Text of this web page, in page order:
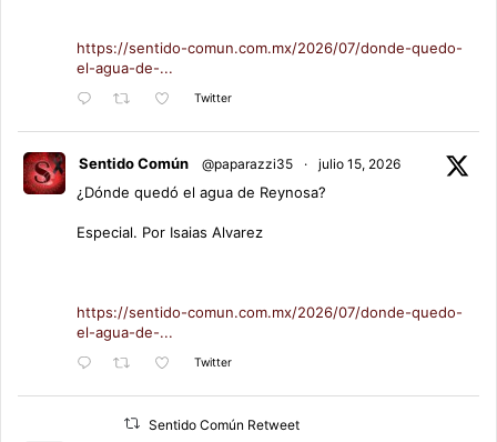
https://sentido-comun.com.mx/2026/07/donde-quedo-
el-agua-de-...
Twitter
Sentido Común @paparazzi35 · julio 15, 2026
¿Dónde quedó el agua de Reynosa?
Especial. Por Isaias Alvarez
https://sentido-comun.com.mx/2026/07/donde-quedo-
el-agua-de-...
Twitter
Sentido Común Retweet